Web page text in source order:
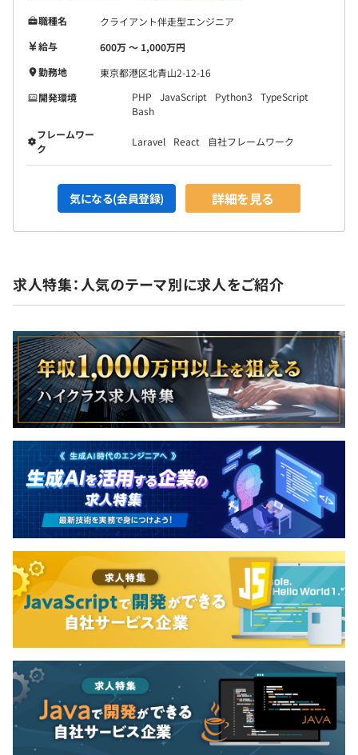
▼アソシエイト
研修後、マネジャーの指導を受けながらビジネスパーソ
ンとしての基礎力、自己完結できるシステム開発力（業務
要件・品質）を身につけていただきます。
▼シニアアソシエイト
プロジェクト全体において、一領域のリーダーとして業
務を担当します。後輩育成を担当することもあります。
▼マネジャー／シニアマネジャー
プロジェクトを取りまとめ、進行に関して責任を持ちま
担当している企業に対して、アソシエイト・シニアアソ
■DX事業部執行役員 安藤
2006年、アバナード入社後、ITコンサルタントとして、
流通・小売業のITグランドデザインや構築にプロジェクト
リーダーとして従事。
その後、2010年リヴァンプに入社。大手SPA企業のMD業
務改革連動の一環でグローバルMDシステム構築など、
10数社、10か国以上のシステム刷新案件にプロジェク
ト・マネジャーとして従事。
〈リヴァンプ入社理由〉
エンジニアからキャリアをスタートし、前職ではITアーキ
テクトとしてコンサルティングをおこなっていました。
技術を学ぶことは非常に楽しく充実はしていたのですが、
昇進していくにつれ、営業・マネジメント要素を強く求め
られるようになりました。
案件獲得のため答えありきの技術選定・ソリューション提
案等、コンサル企業の利益拡大方法として理解しつつも、
自分自身としてはより本質的な仕事にチャレンジしたく、
リヴァンプに転職しました。
職種名
クライアント伴走型エンジニア
給与
600万 〜 1,000万円
勤務地
東京都港区北青山2-12-16
開発環境
PHP JavaScript Python3
TypeScript
Bash
フレームワー
ク
Laravel React 自社フレームワーク
気になる(会員登録) 詳細を見る
求人特集：人気のテーマ別に求人をご紹介